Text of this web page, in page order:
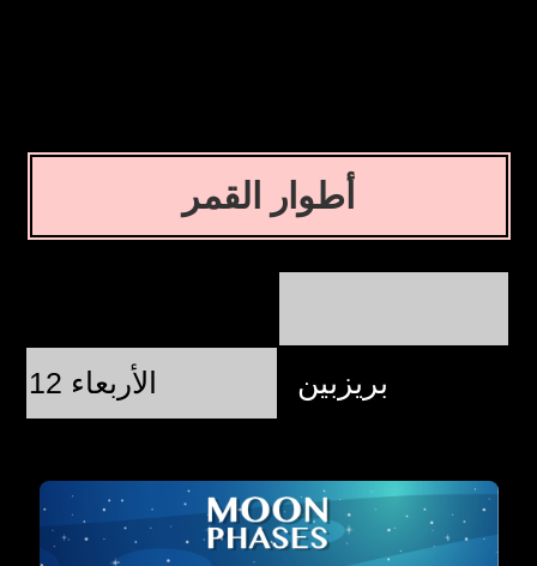
أطوار القمر
بريزبين الأربعاء 12 أغسطس @ 20:37:37